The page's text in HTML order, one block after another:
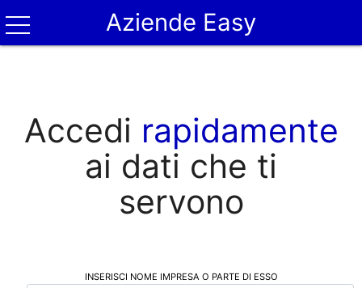
Aziende Easy
Accedi rapidamente
ai dati che ti
servono
INSERISCI NOME IMPRESA O PARTE DI ESSO